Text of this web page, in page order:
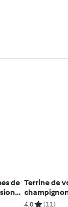
de Terrine de
l'estragon
4.0 (11)